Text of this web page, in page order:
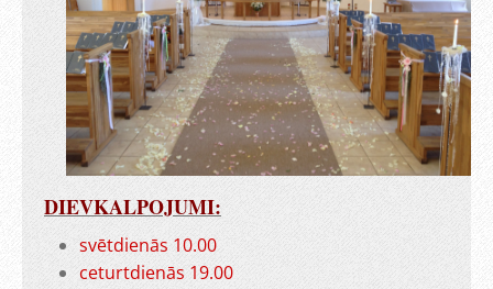
DIEVKALPOJUMI:
svētdienās 10.00
ceturtdienās 19.00